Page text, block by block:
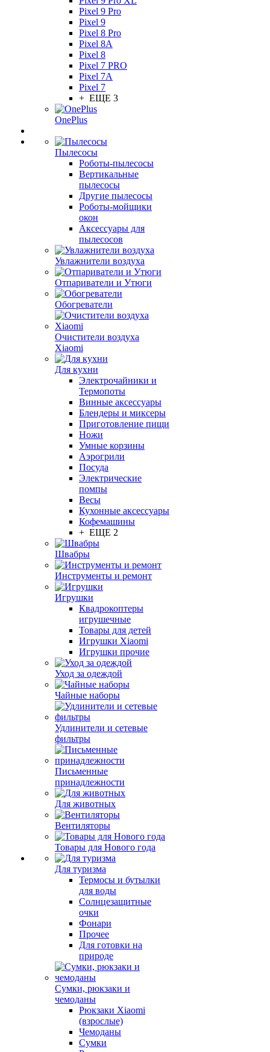
Pixel 9 Pro
Pixel 9
Pixel 8 Pro
Pixel 8A
Pixel 8
Pixel 7 PRO
Pixel 7A
Pixel 7
+ ЕЩЕ 3
OnePlus
Пылесосы
Роботы-пылесосы
Вертикальные
пылесосы
Другие пылесосы
Роботы-мойщики
окон
Аксессуары для
пылесосов
Увлажнители воздуха
Отпариватели и Утюги
Обогреватели
Очистители воздуха
Xiaomi
Для кухни
Электрочайники и
Термопоты
Винные аксессуары
Блендеры и миксеры
Приготовление пищи
Ножи
Умные корзины
Аэрогрили
Посуда
Электрические
помпы
Весы
Кухонные аксессуары
Кофемашины
+ ЕЩЕ 2
Швабры
Инструменты и ремонт
Игрушки
Квадрокоптеры
игрушечные
Товары для детей
Игрушки Xiaomi
Игрушки прочие
Уход за одеждой
Чайные наборы
Удлинители и сетевые
фильтры
Письменные
принадлежности
Для животных
Вентиляторы
Товары для Нового года
Для туризма
Термосы и бутылки
для воды
Солнцезащитные
очки
Фонари
Прочее
Для готовки на
природе
Сумки, рюкзаки и
чемоданы
Рюкзаки Xiaomi
(взрослые)
Чемоданы
Сумки